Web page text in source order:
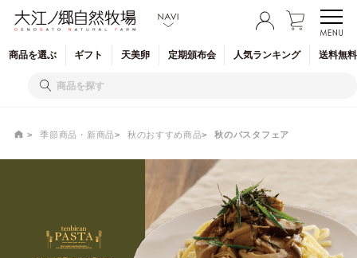
商品を選ぶ ギフト 天美卵 定期頒布会 人気ランキング 送料無
季節商品・新商品 秋のおすすめ商品 秋のパスタフェア